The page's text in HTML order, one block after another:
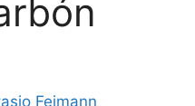
Feimann